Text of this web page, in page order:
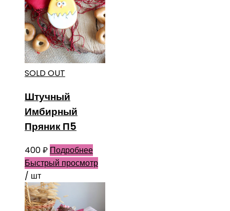
SOLD OUT
Штучный
Имбирный
Пряник П5
400₽ Подробнее
Быстрый просмотр
/ шт